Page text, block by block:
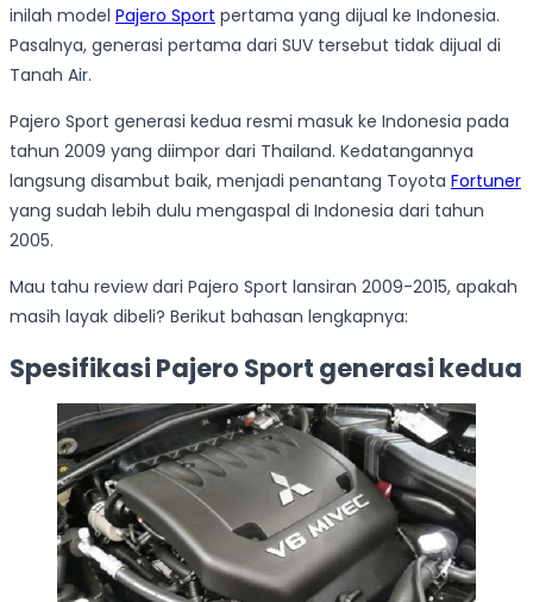
inilah model Pajero Sport pertama yang dijual ke Indonesia.
Pasalnya, generasi pertama dari SUV tersebut tidak dijual di
Tanah Air.
Pajero Sport generasi kedua resmi masuk ke Indonesia pada
tahun 2009 yang diimpor dari Thailand. Kedatangannya
langsung disambut baik, menjadi penantang Toyota Fortuner
yang sudah lebih dulu mengaspal di Indonesia dari tahun
2005.
Mau tahu review dari Pajero Sport lansiran 2009-2015, apakah
masih layak dibeli? Berikut bahasan lengkapnya:
Spesifikasi Pajero Sport generasi kedua